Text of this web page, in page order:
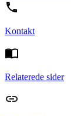
Kontakt
Relaterede sider